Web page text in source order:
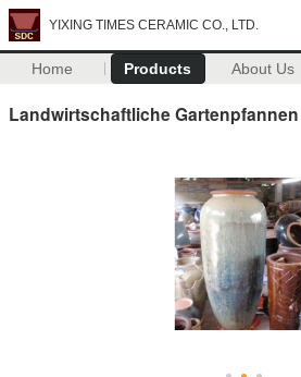
YIXING TIMES CERAMIC CO., LTD.
Home Products About Us
Landwirtschaftliche Gartenpfannen